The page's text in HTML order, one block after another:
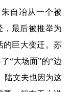
自冶从一个被
，最后被推举为
的巨大变迁。苏
“大场面”的“边
陆文夫也因为这